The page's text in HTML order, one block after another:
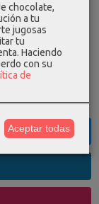
chocolate,
a tu
jugosas
tu
Haciendo
con su
de
Aceptar todas